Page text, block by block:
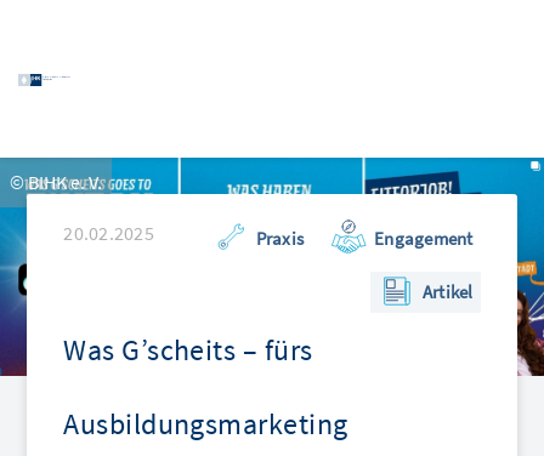
© BIHK e. V.
20.02.2025 Praxis Engagement
Artikel
Was G’scheits – fürs
Ausbildungsmarketing